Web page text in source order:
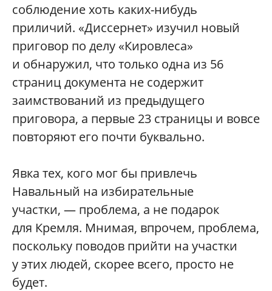
соблюдение хоть каких-нибудь
приличий. «Диссернет» изучил новый
приговор по делу «Кировлеса»
и обнаружил, что только одна из 56
страниц документа не содержит
заимствований из предыдущего
приговора, а первые 23 страницы и вовсе
повторяют его почти буквально.
Явка тех, кого мог бы привлечь
Навальный на избирательные
участки, — проблема, а не подарок
для Кремля. Мнимая, впрочем, проблема,
поскольку поводов прийти на участки
у этих людей, скорее всего, просто не
будет.